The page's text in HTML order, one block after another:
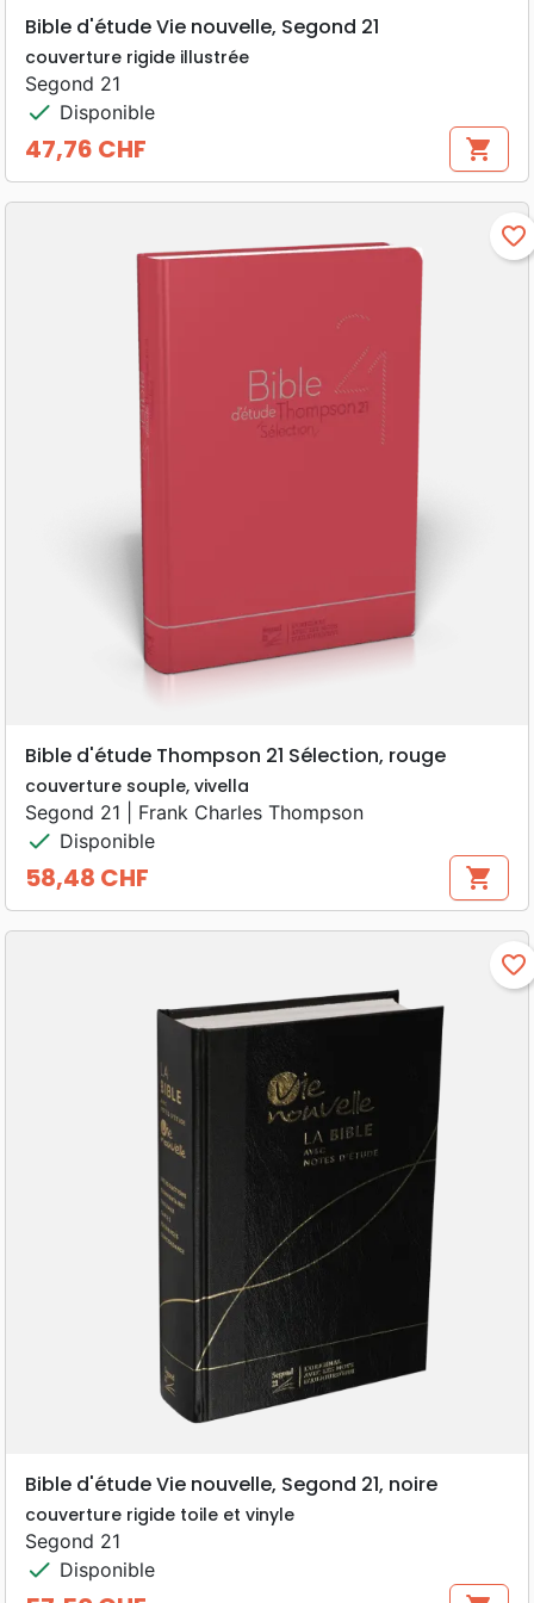
Bible d'étude Vie nouvelle, Segond 21
couverture rigide illustrée
Segond 21
check Disponible
Prix
47,76 CHF shopping_cart
favorite_border
Bible d'étude Thompson 21 Sélection, rouge
couverture souple, vivella
Segond 21 | Frank Charles Thompson
check Disponible
Prix
58,48 CHF shopping_cart
favorite_border
Bible d'étude Vie nouvelle, Segond 21, noire
couverture rigide toile et vinyle
Segond 21
check Disponible